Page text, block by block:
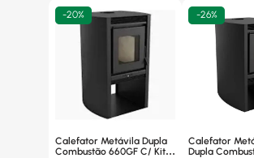
-20%
Calefator Metávila Dupla
Combustão 660GF C/ Kit
-26%
Calefator
Dupla